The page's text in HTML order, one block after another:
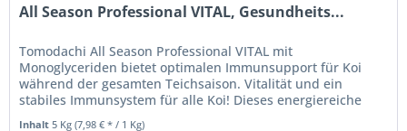
All Season Professional VITAL, Gesundheits...
Tomodachi All Season Professional VITAL mit
Monoglyceriden bietet optimalen Immunsupport für Koi
während der gesamten Teichsaison. Vitalität und ein
stabiles Immunsystem für alle Koi! Dieses energiereiche
Inhalt 5 Kg(7,98 € * / 1 Kg)